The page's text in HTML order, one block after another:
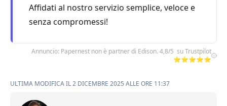
Affidati al nostro servizio semplice, veloce e
senza compromessi!
Annuncio: Papernest non è partner di Edison. 4,8/5 su Trustpilot
⭐⭐⭐⭐⭐
ULTIMA MODIFICA IL 2 DICEMBRE 2025 ALLE ORE 11:37